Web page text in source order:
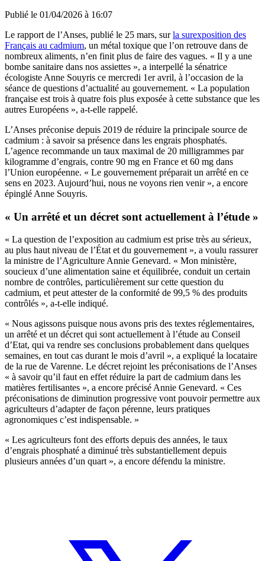
Publié le 01/04/2026 à 16:07
Le rapport de l’Anses, publié le 25 mars, surla surexposition des
Français au cadmium, un métal toxique que l’on retrouve dans de
nombreux aliments, n’en finit plus de faire des vagues. « Il y a une
bombe sanitaire dans nos assiettes », a interpellé la sénatrice
écologiste Anne Souyris ce mercredi 1er avril, à l’occasion de la
séance de questions d’actualité au gouvernement. « La population
française est trois à quatre fois plus exposée à cette substance que les
autres Européens », a-t-elle rappelé.
L’Anses préconise depuis 2019 de réduire la principale source de
cadmium : à savoir sa présence dans les engrais phosphatés.
L’agence recommande un taux maximal de 20 milligrammes par
kilogramme d’engrais, contre 90 mg en France et 60 mg dans
l’Union européenne. « Le gouvernement préparait un arrêté en ce
sens en 2023. Aujourd’hui, nous ne voyons rien venir », a encore
épinglé Anne Souyris.
« Un arrêté et un décret sont actuellement à l’étude »
« La question de l’exposition au cadmium est prise très au sérieux,
au plus haut niveau de l’État et du gouvernement », a voulu rassurer
la ministre de l’Agriculture Annie Genevard. « Mon ministère,
soucieux d’une alimentation saine et équilibrée, conduit un certain
nombre de contrôles, particulièrement sur cette question du
cadmium, et peut attester de la conformité de 99,5 % des produits
contrôlés », a-t-elle indiqué.
« Nous agissons puisque nous avons pris des textes réglementaires,
un arrêté et un décret qui sont actuellement à l’étude au Conseil
d’Etat, qui va rendre ses conclusions probablement dans quelques
semaines, en tout cas durant le mois d’avril », a expliqué la locataire
de la rue de Varenne. Le décret rejoint les préconisations de l’Anses
« à savoir qu’il faut en effet réduire la part de cadmium dans les
matières fertilisantes », a encore précisé Annie Genevard. « Ces
préconisations de diminution progressive vont pouvoir permettre aux
agriculteurs d’adapter de façon pérenne, leurs pratiques
agronomiques c’est indispensable. »
« Les agriculteurs font des efforts depuis des années, le taux
d’engrais phosphaté a diminué très substantiellement depuis
plusieurs années d’un quart », a encore défendu la ministre.